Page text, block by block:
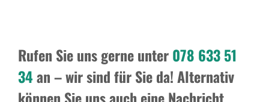
Rufen Sie uns gerne unter078 633 51
34an – wir sind für Sie da! Alternativ
können Sie uns auch eine Nachricht